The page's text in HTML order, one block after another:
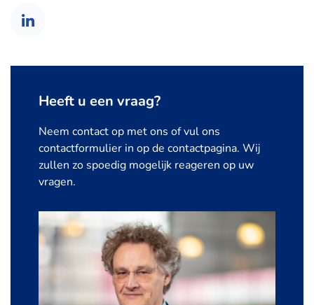
Heeft u een vraag?
Neem contact op met ons of vul ons
contactformulier in op de contactpagina. Wij
zullen zo spoedig mogelijk reageren op uw
vragen.